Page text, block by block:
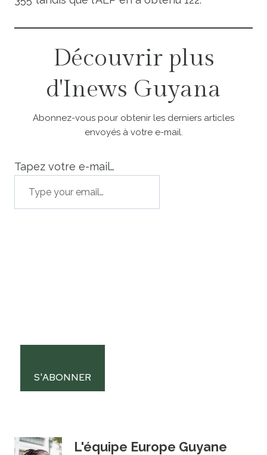
Découvrir plus
d'Inews Guyana
Abonnez-vous pour obtenir les derniers articles
envoyés à votre e-mail.
Tapez votre e-mail…
S'ABONNER
L'équipe Europe Guyane